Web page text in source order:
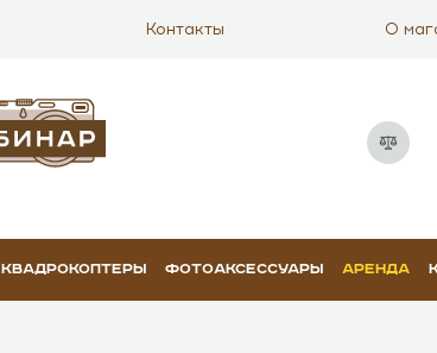
Контакты О
КВАДРОКОПТЕРЫ ФОТОАКСЕССУАРЫ АРЕНДА